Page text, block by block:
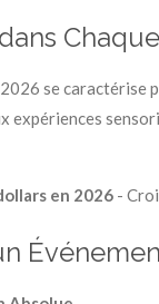
se caractérise
expériences
en 2026 -